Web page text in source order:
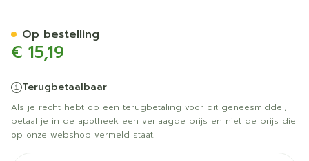
€ 15,19
Terugbetaalbaar
Als je recht hebt op een terugbetaling voor dit geneesmiddel,
betaal je in de apotheek een verlaagde prijs en niet de prijs die
op onze webshop vermeld staat.
Op bestelling